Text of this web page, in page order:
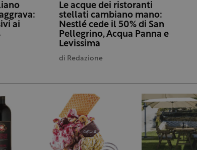
ai
Le acque dei ristoranti
stellati cambiano mano:
Nestlé cede il 50% di San
Pellegrino, Acqua Panna e
Levissima
di Redazione